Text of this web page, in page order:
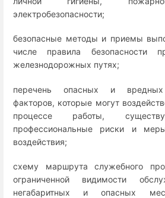
электробезопасности;
безопасные методы и приемы
числе правила безопасности
железнодорожных путях;
перечень опасных и вредных
факторов, которые могут
процессе работы,
профессиональные риски и
воздействия;
схему маршрута служебного
ограниченной видимости
негабаритных и опасных